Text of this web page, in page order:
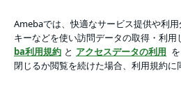
アプリをダウンロードして ブログの更
ょう。